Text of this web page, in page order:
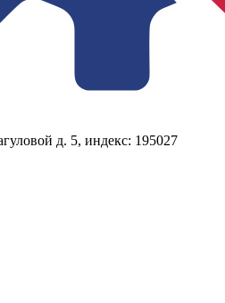
д. 5, индекс: 195027